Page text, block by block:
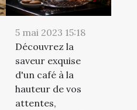
5 mai 2023 15:18
Découvrez la
saveur exquise
d'un café à la
hauteur de vos
attentes,